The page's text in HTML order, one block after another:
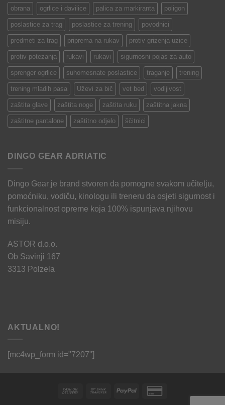
obrana ogrlice i davilice palica za markiranta poligon
poslastice za trag poslastice za trening povodnici
predmeti za trag priprema na rukav protiv grizenja uzice
protiv potezanja rukavi rukavi sigurnosni pojas za auto
sprenger ogrlice suhomesnate poslastice traganje trening
trening mladih pasa Uževi za bič vet bed vodljivost
zaštita glave zaštita noge zaštita ruku zaštitna jakna
zaštitne pantalone zaštitno odjelo ščitnici
DINGO GEAR ADRIATIC
Dingo Gear je brand stvoren da pomogne svakom učitelju,
pomoćniku, vodiču, kinologu ili treneru da osjeti sigurnost i
funkcionalnost opreme koja 100% ispunjava njihovu
misiju.
ASTOR d.o.o.
Ob Savinji 167
3313 Polzela
AKTUALNO!
[mc4wp_form id="7207"]
Cash
Bank
PayPal